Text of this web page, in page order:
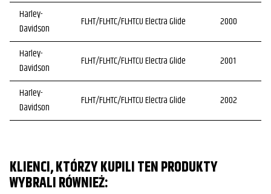
Harley-
Davidson
FLHT/FLHTC/FLHTCU Electra Glide 2000
Harley-
Davidson
FLHT/FLHTC/FLHTCU Electra Glide 2001
Harley-
Davidson
FLHT/FLHTC/FLHTCU Electra Glide 2002
Harley-
Davidson
FLHT/FLHTC/FLHTCU Electra Glide
KLIENCI, KTÓRZY KUPILI TEN PRODUKTY
WYBRALI RÓWNIEŻ: